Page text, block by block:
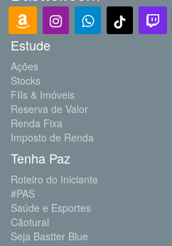
Estude
Ações
Stocks
FIIs & Imóveis
Reserva de Valor
Renda Fixa
Imposto de Renda
Tenha Paz
Roteiro do Iniciante
#PAS
Saúde e Esportes
Cãotural
Seja Bastter Blue